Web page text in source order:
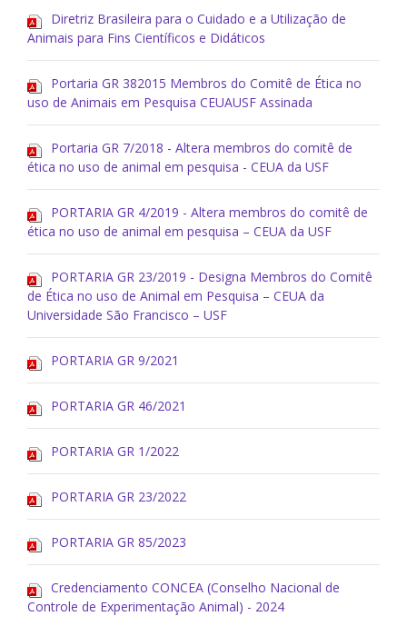
Diretriz Brasileira para o Cuidado e a Utilização de
Animais para Fins Científicos e Didáticos
Portaria GR 382015 Membros do Comitê de Ética no
uso de Animais em Pesquisa CEUAUSF Assinada
Portaria GR 7/2018 - Altera membros do comitê de
ética no uso de animal em pesquisa - CEUA da USF
PORTARIA GR 4/2019 - Altera membros do comitê de
ética no uso de animal em pesquisa – CEUA da USF
PORTARIA GR 23/2019 - Designa Membros do Comitê
de Ética no uso de Animal em Pesquisa – CEUA da
Universidade São Francisco – USF
PORTARIA GR 9/2021
PORTARIA GR 46/2021
PORTARIA GR 1/2022
PORTARIA GR 23/2022
PORTARIA GR 85/2023
Credenciamento CONCEA (Conselho Nacional de
Controle de Experimentação Animal) - 2024